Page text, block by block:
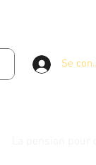
Se